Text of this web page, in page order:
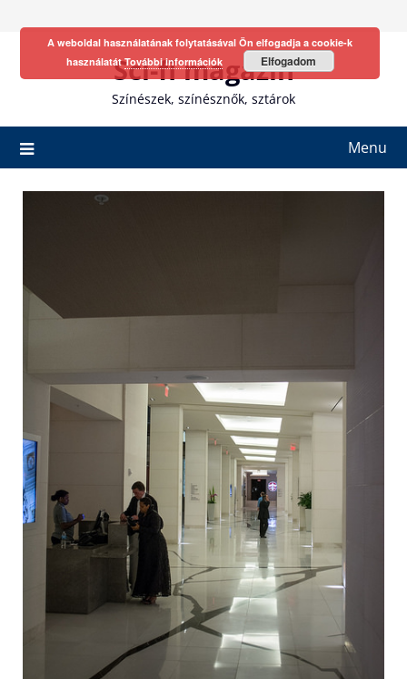
Sci-fi magazin
Színészek, színésznők, sztárok
Menu
A weboldal használatának folytatásával Ön elfogadja a cookie-k
használatátTovábbi információk Elfogadom